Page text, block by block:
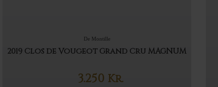
De Montille
2019 Clos de Vougeot Grand Cru MAGNUM
3.250 Kr.